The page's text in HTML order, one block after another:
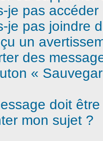
je pas
je pas joindre
un
des
«
doit
mon sujet ?